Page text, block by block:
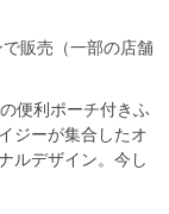
販売（一部の店舗
便利ポーチ付きふ
ジーが集合したオ
ルデザイン。今し